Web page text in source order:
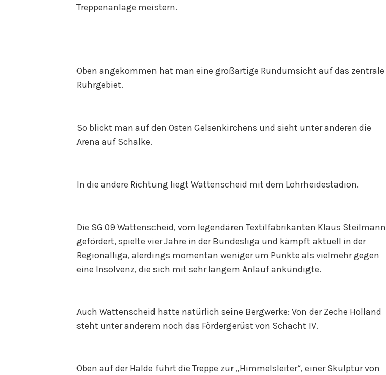
Treppenanlage meistern.
Oben angekommen hat man eine großartige Rundumsicht auf das zentrale
Ruhrgebiet.
So blickt man auf den Osten Gelsenkirchens und sieht unter anderen die
Arena auf Schalke.
In die andere Richtung liegt Wattenscheid mit dem Lohrheidestadion.
Die SG 09 Wattenscheid, vom legendären Textilfabrikanten Klaus Steilmann
gefördert, spielte vier Jahre in der Bundesliga und kämpft aktuell in der
Regionalliga, alerdings momentan weniger um Punkte als vielmehr gegen
eine Insolvenz, die sich mit sehr langem Anlauf ankündigte.
Auch Wattenscheid hatte natürlich seine Bergwerke: Von der Zeche Holland
steht unter anderem noch das Fördergerüst von Schacht IV.
Oben auf der Halde führt die Treppe zur „Himmelsleiter“, einer Skulptur von